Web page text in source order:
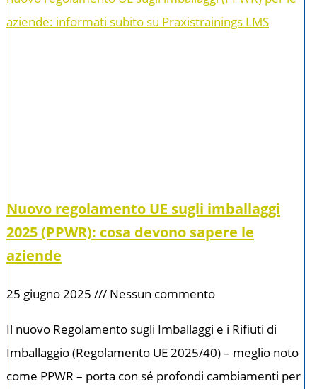
Nuovo regolamento UE sugli imballaggi
2025 (PPWR): cosa devono sapere le
aziende
25 giugno 2025 Nessun commento
Il nuovo Regolamento sugli Imballaggi e i Rifiuti di
Imballaggio (Regolamento UE 2025/40) – meglio noto
come PPWR – porta con sé profondi cambiamenti per